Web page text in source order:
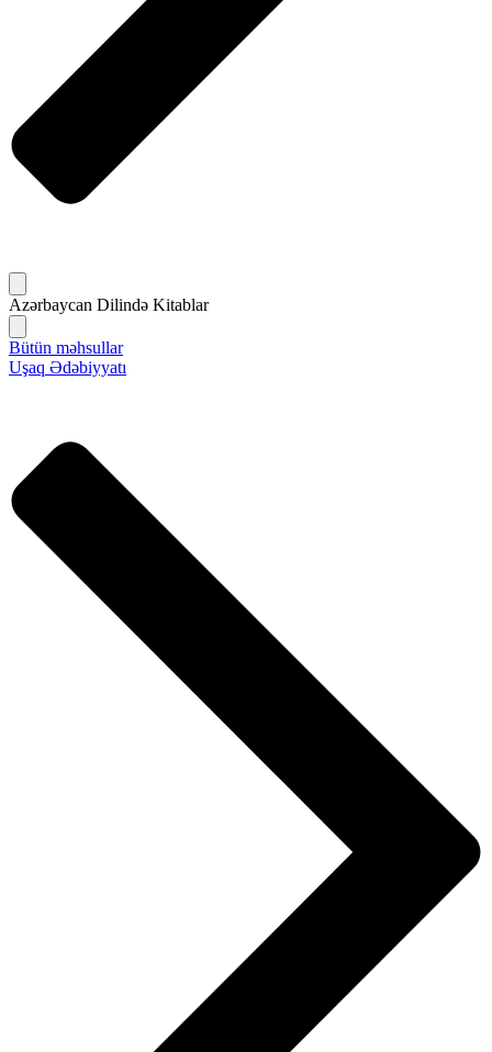
Azərbaycan Dilində Kitablar
Bütün məhsullar
Uşaq Ədəbiyyatı